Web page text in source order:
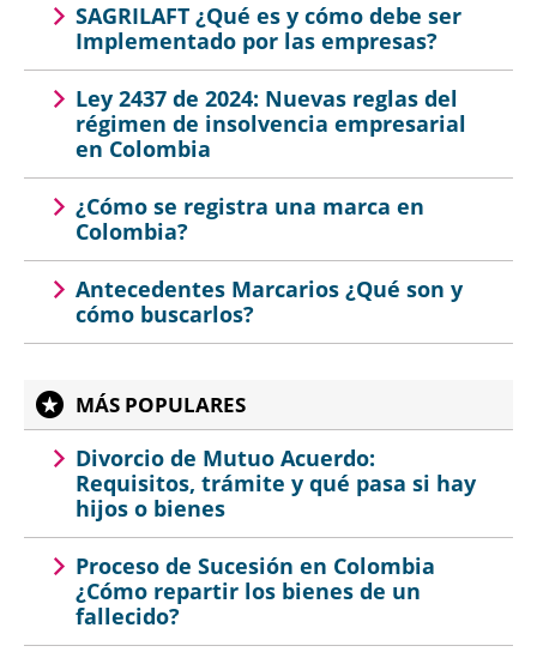
SAGRILAFT ¿Qué es y cómo debe ser
Implementado por las empresas?
Ley 2437 de 2024: Nuevas reglas del
régimen de insolvencia empresarial
en Colombia
¿Cómo se registra una marca en
Colombia?
Antecedentes Marcarios ¿Qué son y
cómo buscarlos?
MÁS POPULARES
Divorcio de Mutuo Acuerdo:
Requisitos, trámite y qué pasa si hay
hijos o bienes
Proceso de Sucesión en Colombia
¿Cómo repartir los bienes de un
fallecido?